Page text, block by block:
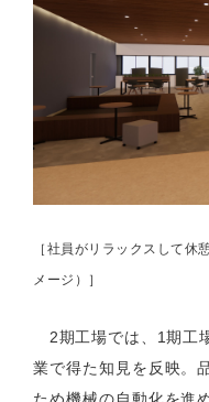
［社員がリラックスして休
メージ）］
2期工場では、 1期工
業で得た知見を反映。